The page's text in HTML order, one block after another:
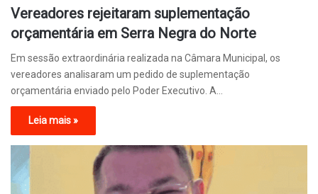
Vereadores rejeitaram suplementação
orçamentária em Serra Negra do Norte
Em sessão extraordinária realizada na Câmara Municipal, os
vereadores analisaram um pedido de suplementação
orçamentária enviado pelo Poder Executivo. A…
Leia mais »